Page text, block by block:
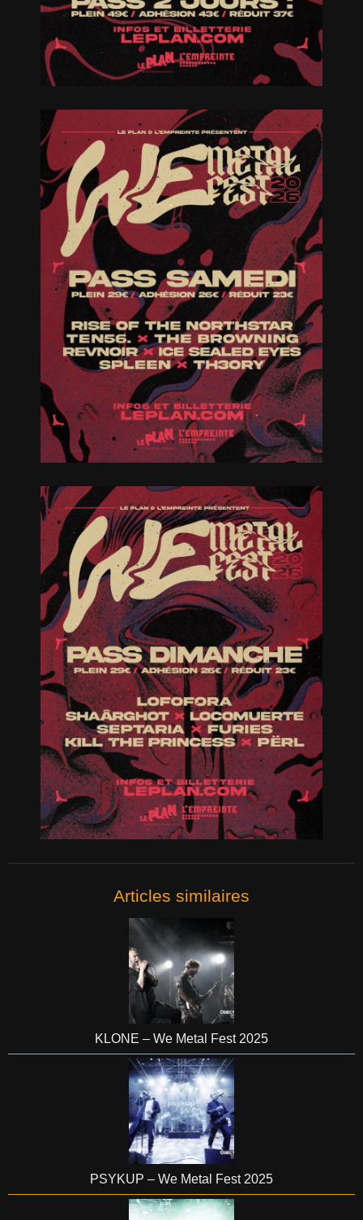
Articles similaires
KLONE – We Metal Fest 2025
PSYKUP – We Metal Fest 2025